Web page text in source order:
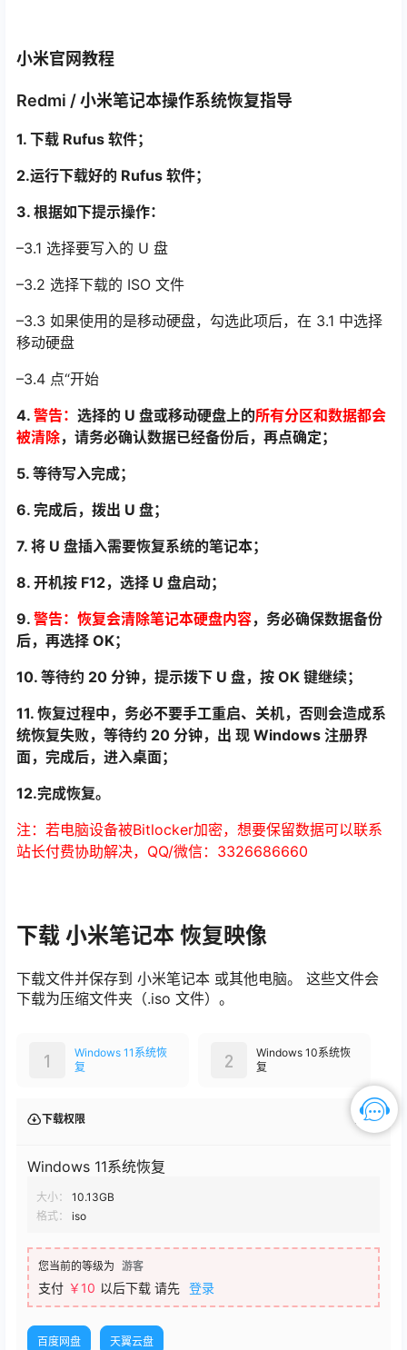
小米官网教程
Redmi / 小米笔记本操作系统恢复指导
1. 下载 Rufus 软件；
2.运行下载好的 Rufus 软件；
3. 根据如下提示操作：
–3.1 选择要写入的 U 盘
–3.2 选择下载的 ISO 文件
–3.3 如果使用的是移动硬盘，勾选此项后，在 3.1 中选择
移动硬盘
–3.4 点“开始
4. 警告： 选择的 U 盘或移动硬盘上的所有分区和数据都会
被清除，请务必确认数据已经备份后，再点确定；
5. 等待写入完成；
6. 完成后，拨出 U 盘；
7. 将 U 盘插入需要恢复系统的笔记本；
8. 开机按 F12，选择 U 盘启动；
9. 警告：恢复会清除笔记本硬盘内容，务必确保数据备份
后，再选择 OK；
10. 等待约 20 分钟，提示拨下 U 盘，按 OK 键继续；
11. 恢复过程中，务必不要手工重启、关机，否则会造成系
统恢复失败，等待约 20 分钟，出 现 Windows 注册界
面，完成后，进入桌面；
12.完成恢复。
注：若电脑设备被Bitlocker加密，想要保留数据可以联系
站长付费协助解决，QQ/微信：3326686660
下载 小米笔记本 恢复映像
下载文件并保存到 小米笔记本 或其他电脑。 这些文件会
下载为压缩文件夹（.iso 文件）。
Windows 11系统恢
复
1
Windows 10系统恢
复
2
下载权限 查看
Windows 11系统恢复
大小：
10.13GB
格式：
iso
您当前的等级为 游客
支付 ￥ 10 以后下载 请先 登录
百度网盘 天翼云盘